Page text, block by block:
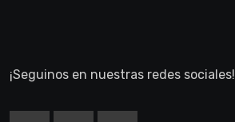
¡Seguinos en nuestras redes sociales!